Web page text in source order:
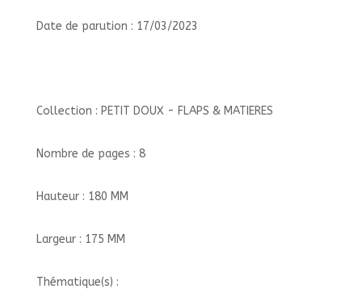
Date de parution : 17/03/2023
Collection : PETIT DOUX - FLAPS & MATIERES
Nombre de pages : 8
Hauteur : 180 MM
Largeur : 175 MM
Thématique(s) :